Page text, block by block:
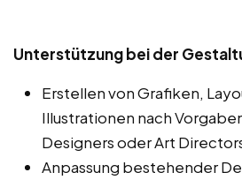
Unterstützung bei der
Erstellen von Grafiken,
Illustrationen nach
Designers oder Art
Anpassung bestehender